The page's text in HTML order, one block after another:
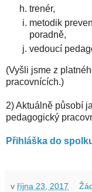
trenér,
metodik
poradně,
vedoucí
(Vyšli jsme z
pracovnících.)
2) Aktuálně působí
pedagogický
Přihláška do
v října 23, 2017